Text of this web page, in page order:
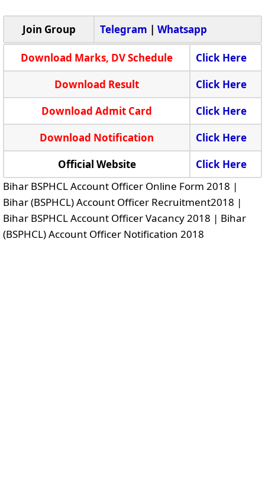
Join Group Telegram | Whatsapp
Download Marks, DV Schedule
Click Here
Download Result
Click Here
Download Admit Card
Click Here
Download Notification
Click Here
Official Website
Click Here
Bihar BSPHCL Account Officer Online Form 2018 |
Bihar (BSPHCL) Account Officer Recruitment2018 |
Bihar BSPHCL Account Officer Vacancy 2018 | Bihar
(BSPHCL) Account Officer Notification 2018